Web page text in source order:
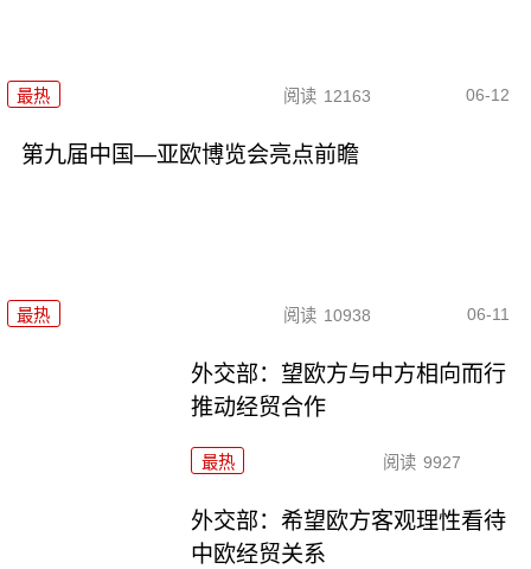
最热 阅读 12163 06-12
第九届中国—亚欧博览会亮点前瞻
最热 阅读 10938 06-11
外交部：望欧方与中方相向而行
推动经贸合作
最热 阅读 9927
外交部：希望欧方客观理性看待
中欧经贸关系